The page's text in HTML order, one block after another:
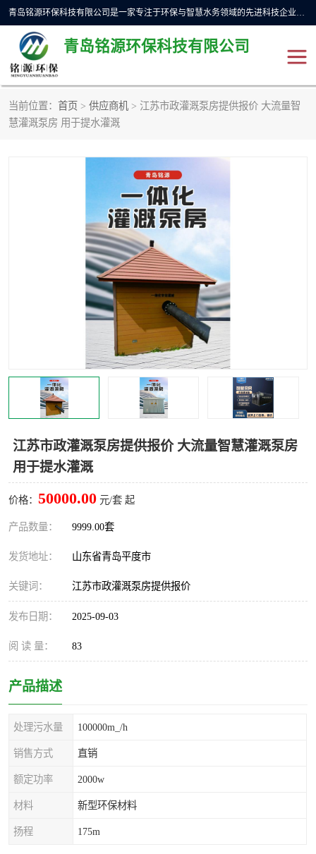
青岛铭源环保科技有限公司是一家专注于环保与智慧水务领域的先进科技企业，公司专注于云智能一体化预制泵站、水务循环利用、海绵城市、云智慧水务开发及新型环保技术研发等领域。铭源环保以为客户提供优质产品、专业技术服务为己任。为客户提供量身定制方案，提供多种配置方案满足实际使用要求。严控供货周期，并提供高标准后期维护。以环保为己任，视质量如生命，以技术做先导，靠诚信赢客户。
青岛铭源环保科技有限公司
当前位置： 首页 > 供应商机 > 江苏市政灌溉泵房提供报价 大流量智
慧灌溉泵房 用于提水灌溉
江苏市政灌溉泵房提供报价 大流量智慧灌溉泵房
用于提水灌溉
价格： 50000.00 元/套 起
产品数量： 9999.00套
发货地址： 山东省青岛平度市
关键词： 江苏市政灌溉泵房提供报价
发布日期： 2025-09-03
阅 读 量： 83
产品描述
处理污水量 100000m_/h
销售方式 直销
额定功率 2000w
材料 新型环保材料
扬程 175m
一体化HMPP泵站
智能旋转喷射器
液动限流闸门
加压泵房/灌溉泵房 一体化预制泵站
不锈钢浮筒阀 真空冲洗装置
雨水收集回用装置 门式冲洗装置
智能一体化灌溉泵房 一体化污水处理泵房
水面垃圾清理装置 浅层砂过滤装置
一体化泵闸
真空冲洗设备
水平自清洗格栅